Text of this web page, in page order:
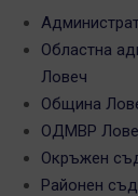
Областна
Ловеч
Община
ОДМВР
Окръжен
Районен